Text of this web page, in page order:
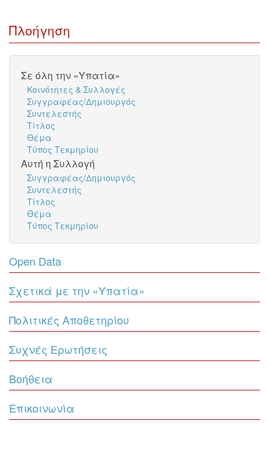
Πλοήγηση
Σε όλη την «Υπατία»
Κοινότητες & Συλλογές
Συγγραφέας/Δημιουργός
Συντελεστής
Τίτλος
Θέμα
Τύπος Τεκμηρίου
Αυτή η Συλλογή
Συγγραφέας/Δημιουργός
Συντελεστής
Τίτλος
Θέμα
Τύπος Τεκμηρίου
Open Data
Σχετικά με την «Υπατία»
Πολιτικές Αποθετηρίου
Συχνές Ερωτήσεις
Βοήθεια
Επικοινωνία